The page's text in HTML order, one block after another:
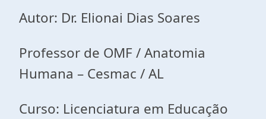
Autor: Dr. Elionai Dias Soares
Professor de OMF / Anatomia
Humana – Cesmac / AL
Curso: Licenciatura em Educação